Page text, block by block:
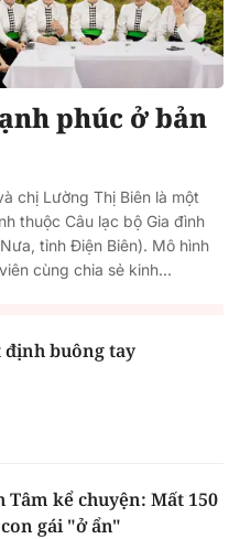
phúc ở bản
chị Lường Thị Biên là một
thuộc Câu lạc bộ Gia đình
tỉnh Điện Biên). Mô hình
cùng chia sẻ kinh...
định buông tay
Tâm kể chuyện: Mất 150
gái "ở ẩn"